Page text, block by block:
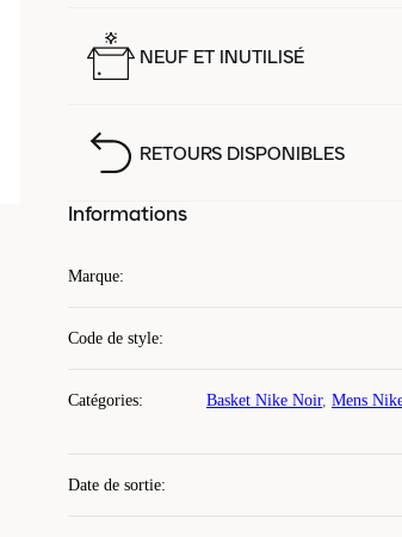
NEUF ET INUTILISÉ
RETOURS DISPONIBLES
Informations
Marque:
Code de style:
Catégories: Basket Nike Noir, Mens
Date de sortie: